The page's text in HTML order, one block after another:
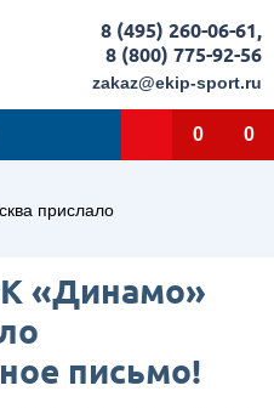
8 (495) 260-06-61,
8 (800) 775-92-56
zakaz@ekip-sport.ru
0 0
прислало
«Динамо»
письмо!